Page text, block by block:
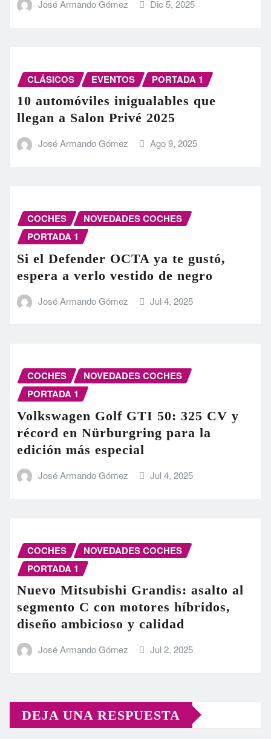
José Armando Gómez Dic 5, 2025
CLÁSICOS EVENTOS PORTADA 1
10 automóviles inigualables que
llegan a Salon Privé 2025
José Armando Gómez Ago 9, 2025
COCHES
NOVEDADES COCHES
PORTADA 1
Si el Defender OCTA ya te gustó,
espera a verlo vestido de negro
José Armando Gómez Jul 4, 2025
COCHES
NOVEDADES COCHES
PORTADA 1
Volkswagen Golf GTI 50: 325 CV y
récord en Nürburgring para la
edición más especial
José Armando Gómez Jul 4, 2025
COCHES
NOVEDADES COCHES
PORTADA 1
Nuevo Mitsubishi Grandis: asalto al
segmento C con motores híbridos,
diseño ambicioso y calidad
José Armando Gómez Jul 2, 2025
DEJA UNA RESPUESTA